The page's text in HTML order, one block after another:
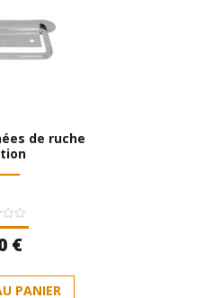
de ruche
€
PANIER